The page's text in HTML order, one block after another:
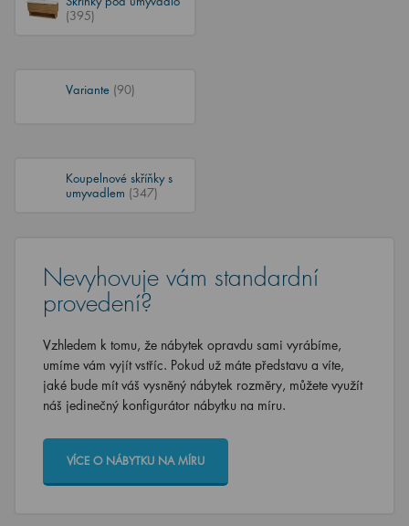
(395)
Variante (90)
Koupelnové skříňky s
umyvadlem (347)
Nevyhovuje vám standardní
provedení?
Vzhledem k tomu, že nábytek opravdu sami vyrábíme,
umíme vám vyjít vstříc. Pokud už máte představu a víte,
jaké bude mít váš vysněný nábytek rozměry, můžete využít
náš jedinečný konfigurátor nábytku na míru.
VÍCE O NÁBYTKU NA MÍRU